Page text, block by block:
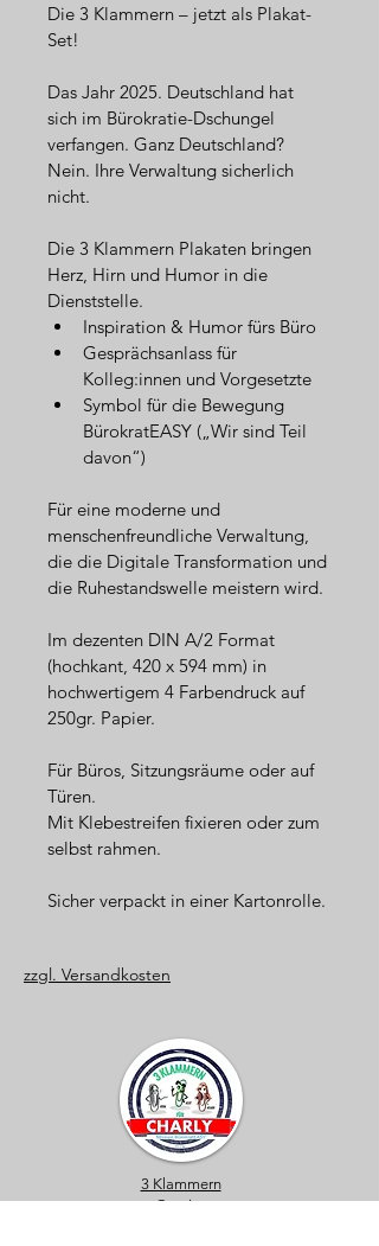
Die 3 Klammern – jetzt als Plakat-
Set!
Das Jahr 2025. Deutschland hat
sich im Bürokratie-Dschungel
verfangen. Ganz Deutschland?
Nein. Ihre Verwaltung sicherlich
nicht.
Die 3 Klammern Plakaten bringen
Herz, Hirn und Humor in die
Dienststelle.
Inspiration & Humor fürs Büro
Gesprächsanlass für
Kolleg:innen und Vorgesetzte
Symbol für die Bewegung
BürokratEASY („Wir sind Teil
davon“)
Für eine moderne und
menschenfreundliche Verwaltung,
die die Digitale Transformation und
die Ruhestandswelle meistern wird.
Im dezenten DIN A/2 Format
(hochkant, 420 x 594 mm) in
hochwertigem 4 Farbendruck auf
250gr. Papier.
Für Büros, Sitzungsräume oder auf
Türen.
Mit Klebestreifen fixieren oder zum
selbst rahmen.
Sicher verpackt in einer Kartonrolle.
zzgl. Versandkosten
3 Klammern
Comics